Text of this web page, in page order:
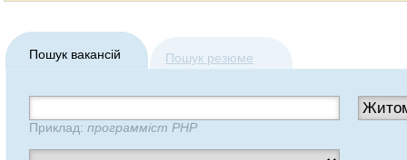
Пошук вакансій Пошук резюме
Приклад: программіст PHP